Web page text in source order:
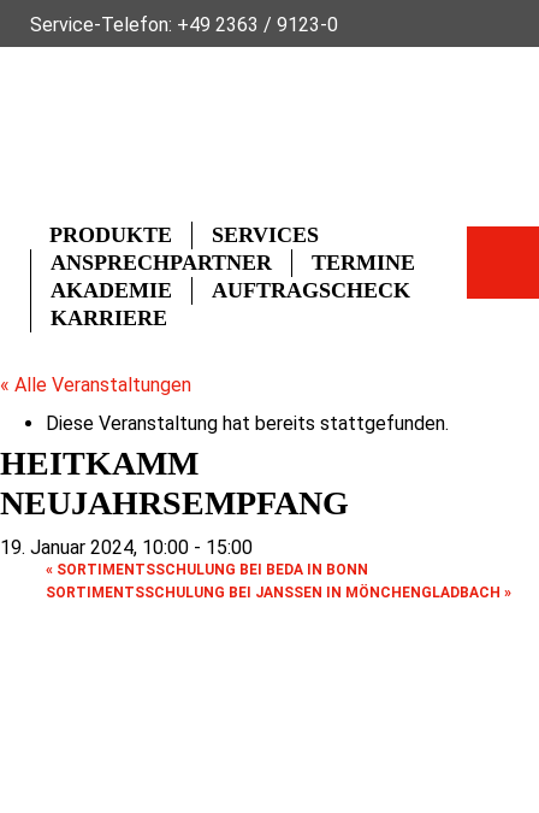
Service-Telefon: +49 2363 / 9123-0
PRODUKTE
SERVICES
ANSPRECHPARTNER
TERMINE
AKADEMIE
AUFTRAGSCHECK
KARRIERE
« Alle Veranstaltungen
Diese Veranstaltung hat bereits stattgefunden.
HEITKAMM
NEUJAHRSEMPFANG
19. Januar 2024, 10:00 - 15:00
« SORTIMENTSSCHULUNG BEI BEDA IN BONN
SORTIMENTSSCHULUNG BEI JANSSEN IN MÖNCHENGLADBACH »